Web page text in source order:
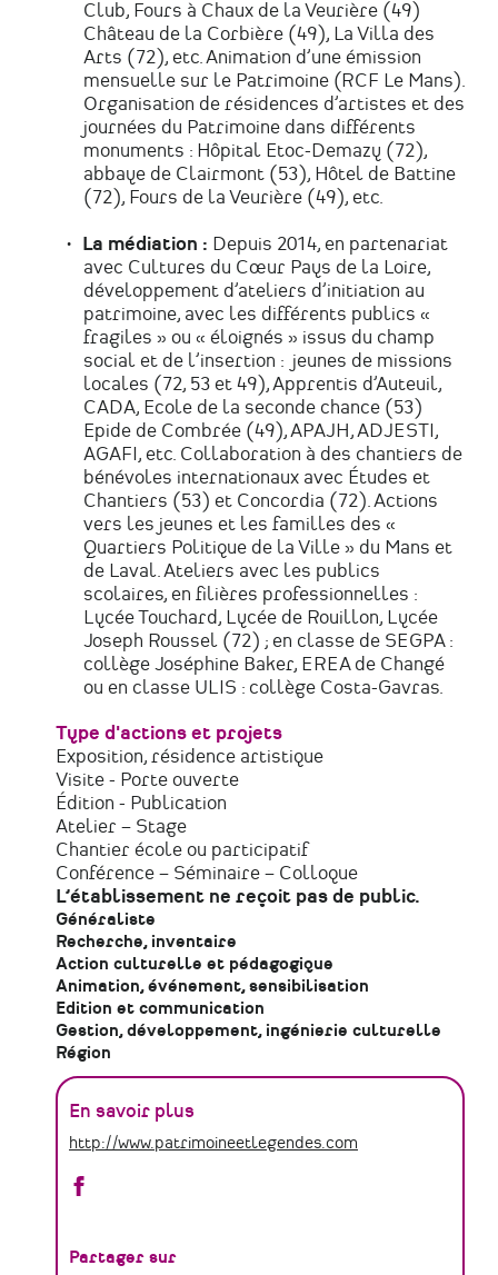
Club, Fours à Chaux de la Veurière (49)
Château de la Corbière (49), La Villa des
Arts (72), etc. Animation d’une émission
mensuelle sur le Patrimoine (RCF Le Mans).
Organisation de résidences d’artistes et des
journées du Patrimoine dans différents
monuments : Hôpital Etoc-Demazy (72),
abbaye de Clairmont (53), Hôtel de Battine
(72), Fours de la Veurière (49), etc.
La médiation : Depuis 2014, en partenariat
avec Cultures du Cœur Pays de la Loire,
développement d’ateliers d’initiation au
patrimoine, avec les différents publics «
fragiles » ou « éloignés » issus du champ
social et de l’insertion : jeunes de missions
locales (72, 53 et 49), Apprentis d’Auteuil,
CADA, Ecole de la seconde chance (53)
Epide de Combrée (49), APAJH, ADJESTI,
AGAFI, etc. Collaboration à des chantiers de
bénévoles internationaux avec Études et
Chantiers (53) et Concordia (72). Actions
vers les jeunes et les familles des «
Quartiers Politique de la Ville » du Mans et
de Laval. Ateliers avec les publics
scolaires, en filières professionnelles :
Lycée Touchard, Lycée de Rouillon, Lycée
Joseph Roussel (72) ; en classe de SEGPA :
collège Joséphine Baker, EREA de Changé
ou en classe ULIS : collège Costa-Gavras.
Type d'actions et projets
Exposition, résidence artistique
Visite - Porte ouverte
Édition - Publication
Atelier – Stage
Chantier école ou participatif
Conférence – Séminaire – Colloque
L’établissement ne reçoit pas de public.
Généraliste
Recherche, inventaire
Action culturelle et pédagogique
Animation, événement, sensibilisation
Edition et communication
Gestion, développement, ingénierie culturelle
Région
En savoir plus
http://www.patrimoineetlegendes.com
sur
Partager sur